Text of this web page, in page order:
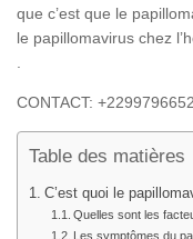
que c’est que le
le papillomavirus chez
.
CONTACT:
Table des matières
C’est quoi le
Quelles sont les
Les symptômes du